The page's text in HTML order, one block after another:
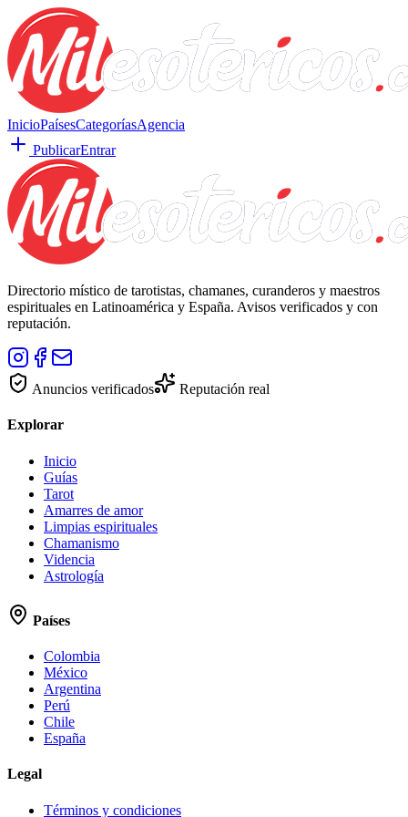
InicioPaísesCategoríasAgencia
PublicarEntrar
Directorio místico de tarotistas, chamanes, curanderos y maestros
espirituales en Latinoamérica y España. Avisos verificados y con
reputación.
Anuncios verificados Reputación real
Explorar
Inicio
Guías
Tarot
Amarres de amor
Limpias espirituales
Chamanismo
Videncia
Astrología
Países
Colombia
México
Argentina
Perú
Chile
España
Legal
Términos y condiciones